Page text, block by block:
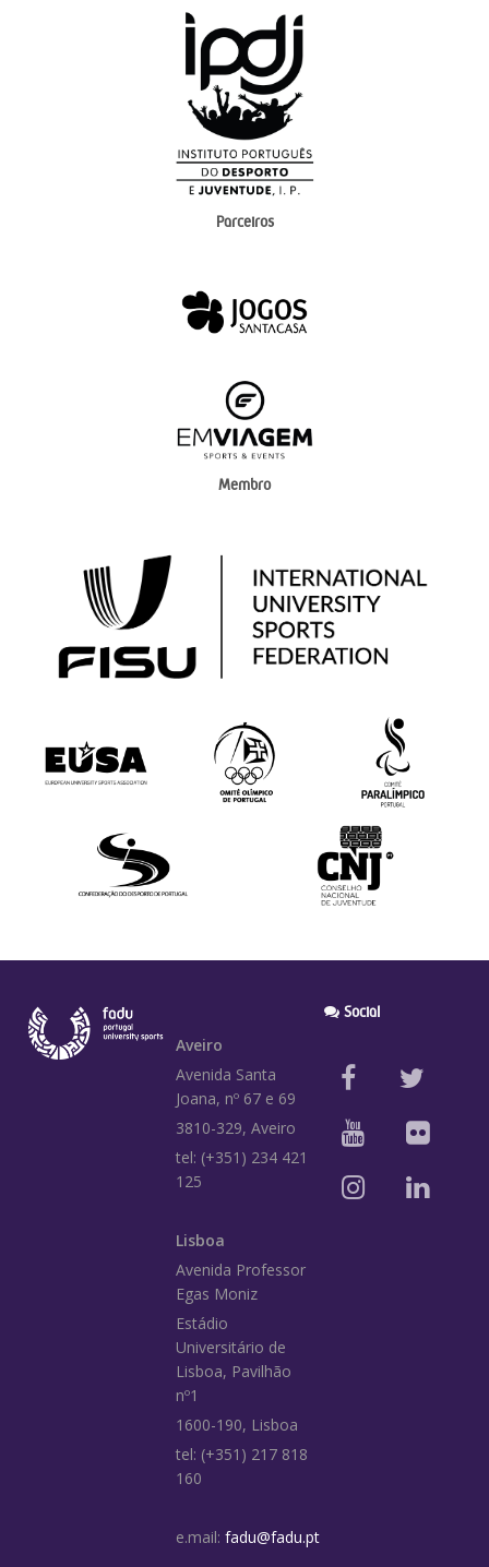
Parceiros
Membro
Aveiro
Avenida Santa
Joana, nº 67 e 69
3810-329, Aveiro
tel: (+351) 234 421
125
Lisboa
Avenida Professor
Egas Moniz
Estádio
Universitário de
Lisboa, Pavilhão
nº1
1600-190, Lisboa
tel: (+351) 217 818
160
e.mail: fadu@fadu.pt
Social